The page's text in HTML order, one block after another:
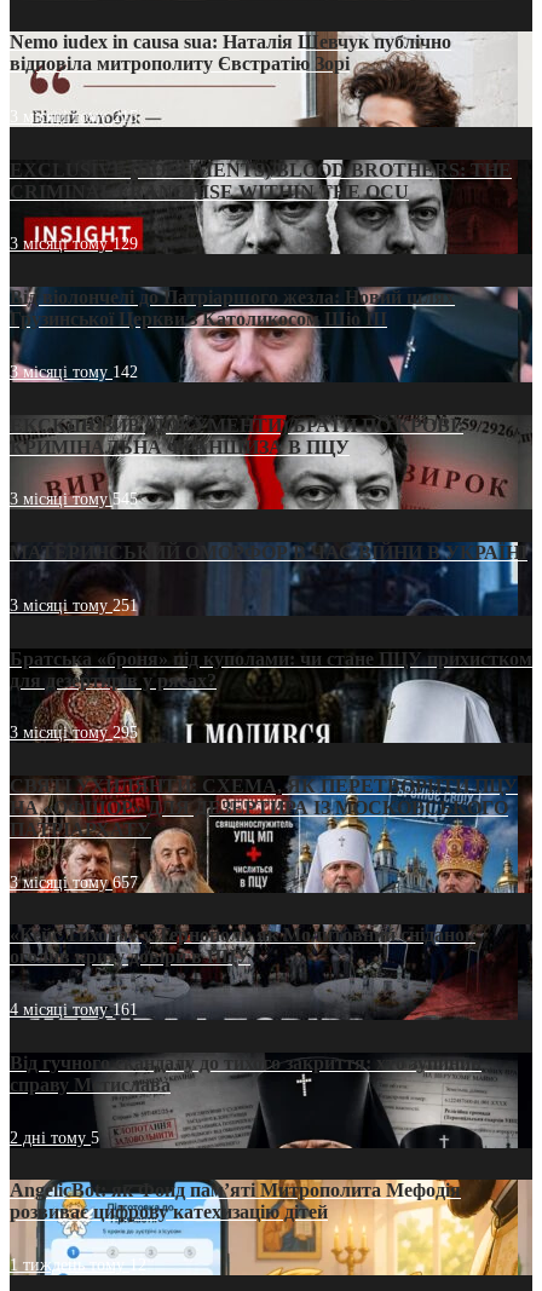
Nemo iudex in causa sua: Наталія Шевчук публічно
відповіла митрополиту Євстратію Зорі
3 місяці тому215
EXCLUSIVE (DOCUMENTS)/BLOOD BROTHERS: THE
CRIMINAL FRANCHISE WITHIN THE OCU
3 місяці тому129
Від віолончелі до Патріаршого жезла: Новий шлях
Грузинської Церкви з Католикосом Шіо III
3 місяці тому 142
ЕКСКЛЮЗИВ (ДОКУМЕНТИ)/БРАТИ ПО КРОВІ:
КРИМІНАЛЬНА ФРАНШИЗА В ПЦУ
3 місяці тому545
МАТЕРИНСЬКИЙ ОМОРФОР В ЧАС ВІЙНИ В УКРАЇНІ
3 місяці тому251
Братська «броня» під куполами: чи стане ПЦУ прихистком
для дезертирів у рясах?
3 місяці тому295
СВЯТІ УХИЛЯНТИ: СХЕМА, ЯК ПЕРЕТВОРИТИ ПЦУ
НА «ОФШОР» ДЛЯ ДЕЗЕРТИРА ІЗ МОСКОВСЬКОГО
ПАТРІАРХАТУ
3 місяці тому657
«Кейс Тихона» у Тернополі: як Молитовний сніданок
оголив кризу довіри в ПЦУ
4 місяці тому161
Від гучного скандалу до тихого закриття: хто зупинив
справу Мстислава
2 дні тому 5
AngelicBot: як Фонд пам’яті Митрополита Мефодія
розвиває цифрову катехизацію дітей
1 тиждень тому12